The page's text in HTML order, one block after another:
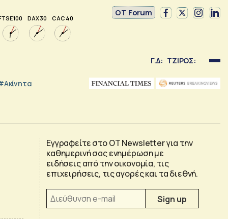
100 DAX 30 CAC 40
OT Forum
Γ.Δ: ΤΖΙΡΟΣ:
Εγγραφείτε στο OT Newsletter για την
καθημερινή σας ενημέρωση με
ειδήσεις από την οικονομία, τις
επιχειρήσεις, τις αγορές και τα διεθνή.